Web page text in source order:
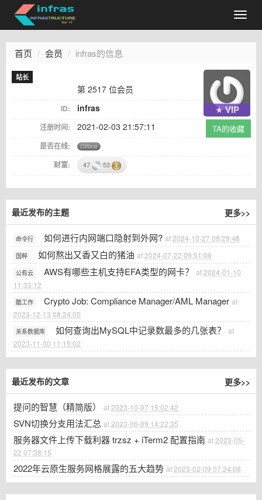
首页 会员 infras的信息
★ VIP
TA的收藏
站长
第 2517 位会员
ID: infras
注册时间: 2021-02-03 21:57:11
是否在线: Offline
财富: 47 53
更多>>
最近发布的主题
命令行 如何进行内网端口隐射到外网? at 2024-10-27 09:29:48
国粹 如何熬出又香又白的猪油 at 2024-07-22 09:51:06
公有云 AWS有哪些主机支持EFA类型的网卡？ at 2024-01-10
11:33:12
酷工作 Crypto Job: Compliance Manager/AML Manager at
2023-12-13 08:24:05
关系数据库 如何查询出MySQL中记录数最多的几张表？
at
2023-11-30 11:15:02
更多>>
最近发布的文章
提问的智慧（精简版） at 2023-10-07 15:02:42
SVN切换分支用法汇总 at 2023-06-09 14:22:35
服务器文件上传下载利器 trzsz + iTerm2 配置指南 at 2023-05-
22 07:38:15
2022年云原生服务网格展露的五大趋势 at 2023-02-09 07:24:08